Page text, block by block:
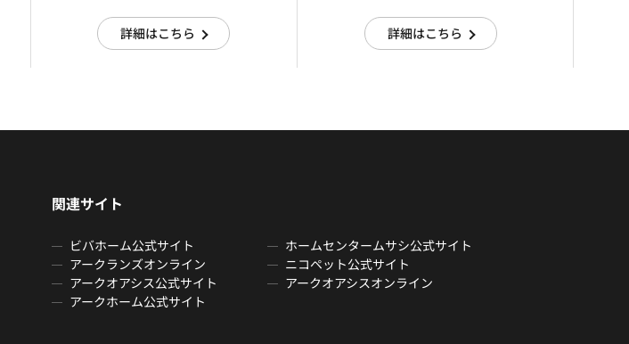
詳細はこちら 詳細はこちら
関連サイト
ビバホーム公式サイト
ホームセンタームサシ公式サイト
アークランズオンライン
ニコペット公式サイト
アークオアシス公式サイト
アークオアシスオンライン
アークホーム公式サイト